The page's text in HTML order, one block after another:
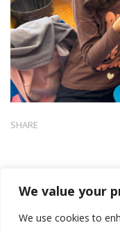
We value your
We use cookies to
SHARE